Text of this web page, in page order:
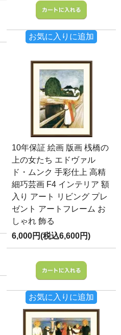
お気に入りに追加
10年保証 絵画 版画 桟橋の
上の女たち エドヴァル
ド・ムンク 手彩仕上 高精
細巧芸画 F4 インテリア 額
入り アート リビング プレ
ゼント アートフレーム お
しゃれ 飾る
6,000円(税込6,600円)
お気に入りに追加